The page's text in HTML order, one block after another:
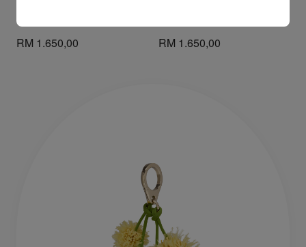
钥匙包 - 小牛皮 - 红色
RM 1.650,00 RM 1.650,00